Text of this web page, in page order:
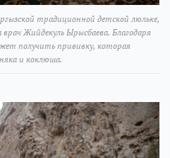
традиционной детской люльке,
Жийдекуль Ырысбаева. Благодаря
получить прививку, которая
и коклюша.